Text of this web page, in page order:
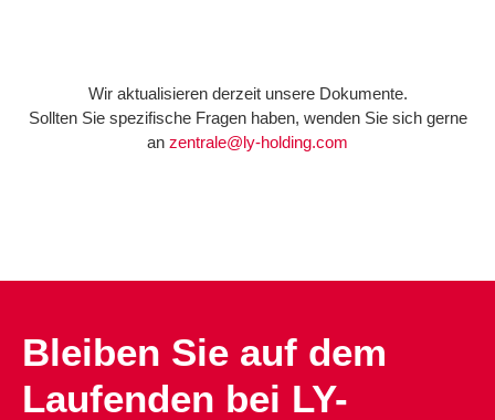
Wir aktualisieren derzeit unsere Dokumente.
Sollten Sie spezifische Fragen haben, wenden Sie sich gerne
an zentrale@ly-holding.com
Bleiben Sie auf dem
Laufenden bei LY-